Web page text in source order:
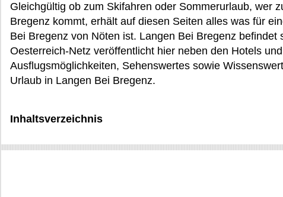
Gleichgültig ob zum Skifahren oder Sommerurlaub, wer
Bregenz kommt, erhält auf diesen Seiten alles was für
Bei Bregenz von Nöten ist. Langen Bei Bregenz befindet
Oesterreich-Netz veröffentlicht hier neben den Hotels
Ausflugsmöglichkeiten, Sehenswertes sowie
Urlaub in Langen Bei Bregenz.
Inhaltsverzeichnis